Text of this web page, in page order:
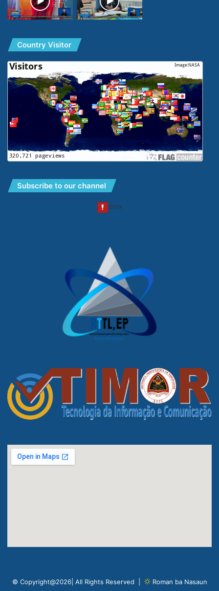
Country Visitor
Subscribe to our channel
© Copyright@2026| All Rights Reserved | Roman ba Nasaun